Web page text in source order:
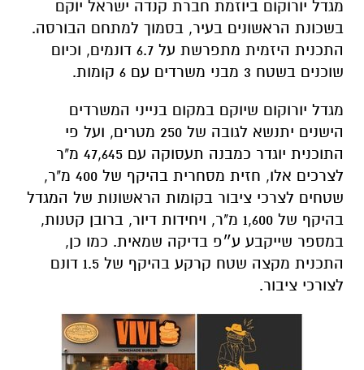
מגדל יורוקום ביוזמת חברת קנדה ישראל יוקם
בשכונת הראשונים בעיר, בסמוך למתחם הבורסה.
התכנית היזמית מתפרשת על 6.7 דונמים, וכיום
שוכנים בשטח 3 מבני משרדים עם 6 קומות.
מגדל יורוקום שיוקם במקום בנייני המשרדים
הישנים יתנשא לגובה של 250 מטרים, ועל פי
התוכנית יוגדר כמבנה תעסוקה עם 47,645 מ"ר
לצרכים אלו, חזית מסחרית בהיקף של 400 מ"ר,
שטחים לצרכי ציבור בקומות הראשונות של המגדל
בהיקף של 1,600 מ"ר, ויחידות דיור, ברובן קטנות,
במספר שייקבע ע״פ בדיקה שמאית. כמו כן,
התכנית מקצה שטח קרקע בהיקף של 1.5 דונם
לצורכי ציבור.